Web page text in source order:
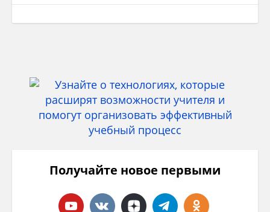
Получайте новое первыми